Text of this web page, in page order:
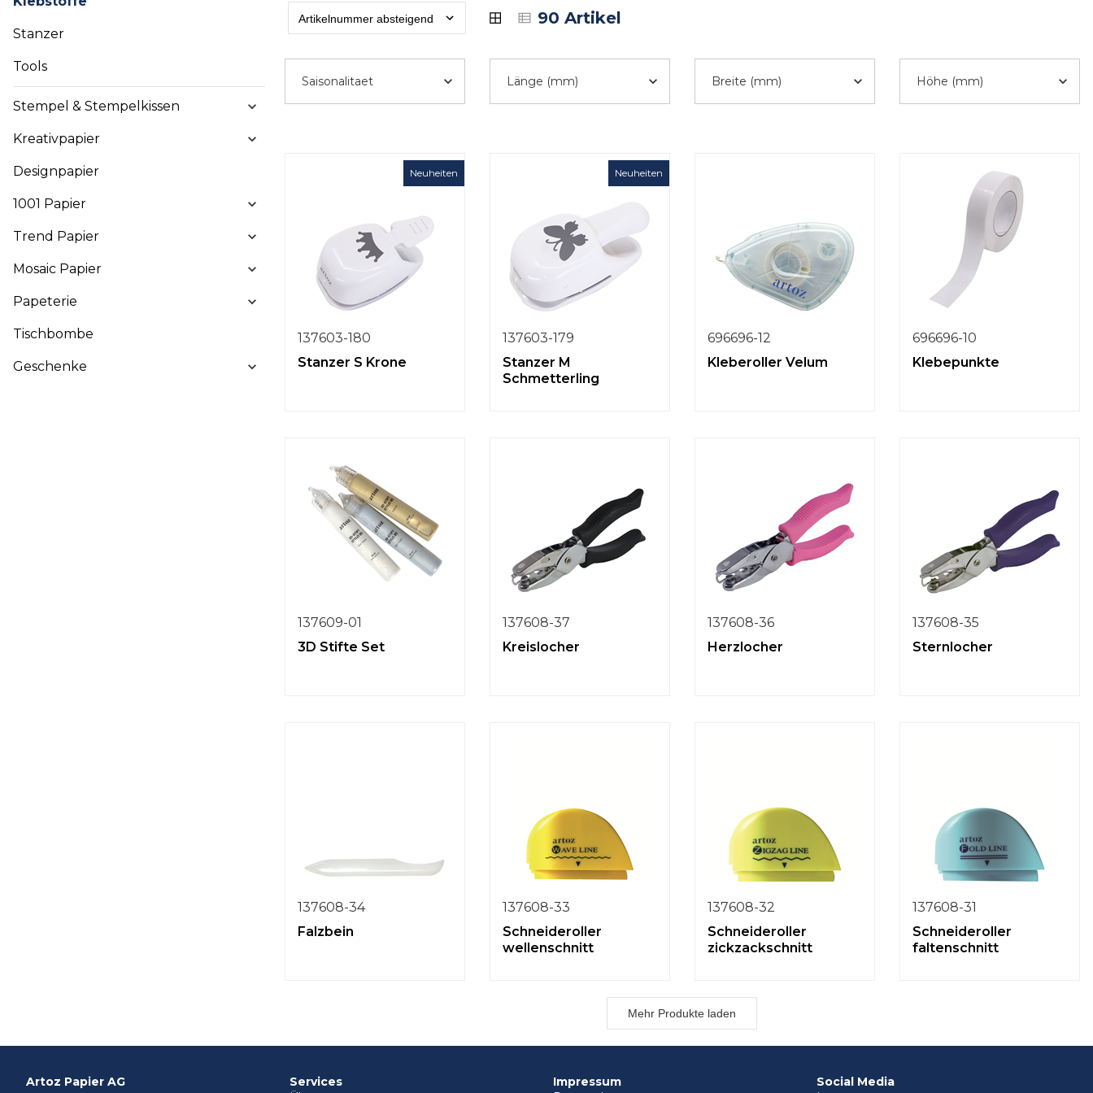
Stanzer
Tools
Stempel & Stempelkissen
Kreativpapier
Designpapier
1001 Papier
Trend Papier
Mosaic Papier
Papeterie
Tischbombe
Geschenke
90 Artikel
Saisonalitaet Länge (mm) Breite (mm) Höhe (mm)
Neuheiten
137603-180
Stanzer S Krone
Neuheiten
137603-179
Stanzer M
Schmetterling
696696-12
Kleberoller Velum
696696-10
Klebepunkte
137609-01
3D Stifte Set
137608-37
Kreislocher
137608-36
Herzlocher
137608-35
Sternlocher
137608-34
Falzbein
137608-33
Schneideroller
wellenschnitt
137608-32
Schneideroller
zickzackschnitt
137608-31
Schneideroller
faltenschnitt
Mehr Produkte laden
Artoz Papier AG
Services
Impressum
Social Media